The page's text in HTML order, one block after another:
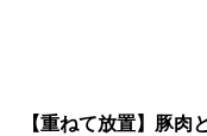
【重ねて放置】豚肉